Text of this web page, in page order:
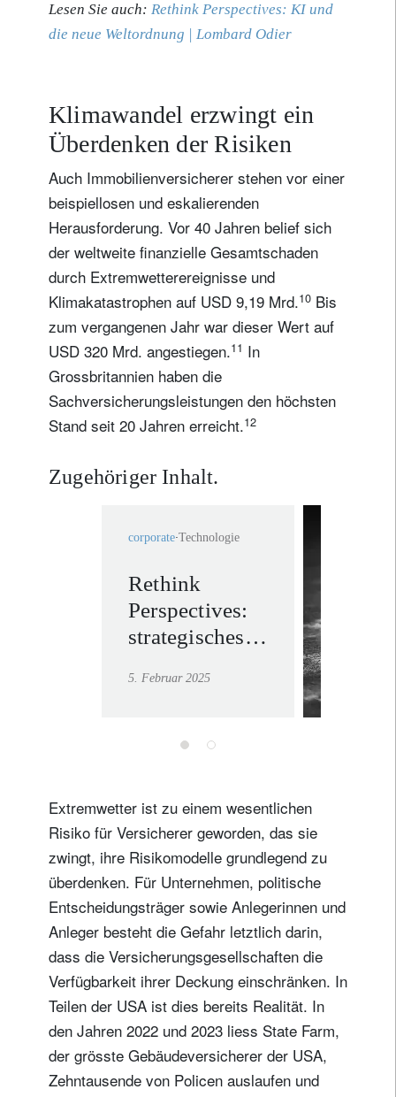
Lesen Sie auch: Rethink Perspectives: KI und
die neue Weltordnung | Lombard Odier
Klimawandel erzwingt ein
Überdenken der Risiken
Auch Immobilienversicherer stehen vor einer
beispiellosen und eskalierenden
Herausforderung. Vor 40 Jahren belief sich
der weltweite finanzielle Gesamtschaden
durch Extremwetterereignisse und
Klimakatastrophen auf USD 9,19 Mrd.10 Bis
zum vergangenen Jahr war dieser Wert auf
USD 320 Mrd. angestiegen.11 In
Grossbritannien haben die
Sachversicherungsleistungen den höchsten
Stand seit 20 Jahren erreicht.12
Zugehöriger Inhalt.
corporate Technologie
Rethink
Perspectives:
strategisches
Zeiten
Umbrüche und
5. Februar 2025
Extremwetter ist zu einem wesentlichen
Risiko für Versicherer geworden, das sie
zwingt, ihre Risikomodelle grundlegend zu
überdenken. Für Unternehmen, politische
Entscheidungsträger sowie Anlegerinnen und
Anleger besteht die Gefahr letztlich darin,
dass die Versicherungsgesellschaften die
Verfügbarkeit ihrer Deckung einschränken. In
Teilen der USA ist dies bereits Realität. In
den Jahren 2022 und 2023 liess State Farm,
der grösste Gebäudeversicherer der USA,
Zehntausende von Policen auslaufen und